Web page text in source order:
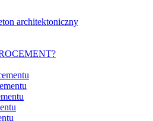
architektoniczny